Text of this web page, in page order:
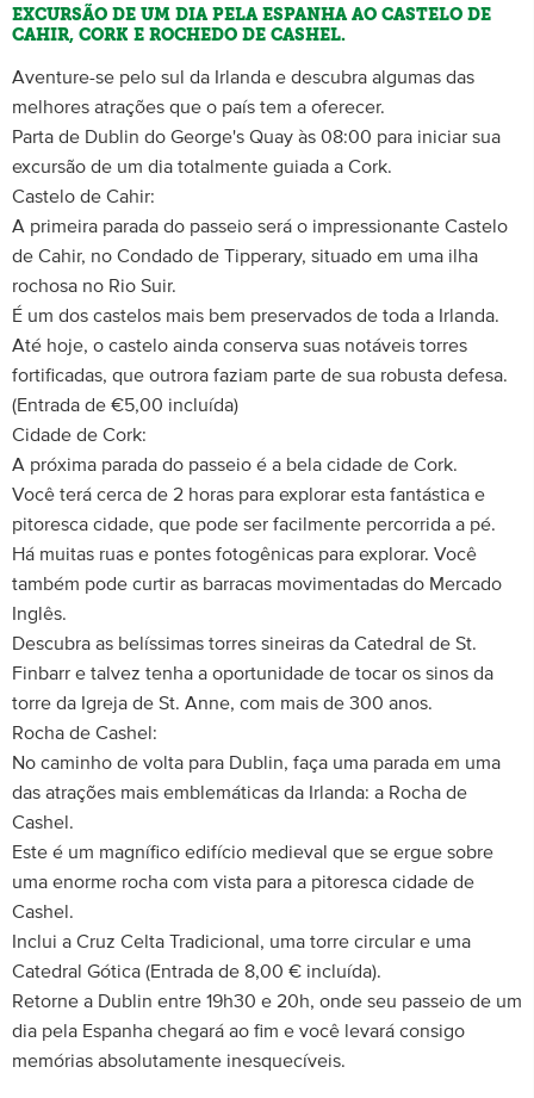
EXCURSÃO DE UM DIA PELA ESPANHA AO CASTELO DE
CAHIR, CORK E ROCHEDO DE CASHEL.
Aventure-se pelo sul da Irlanda e descubra algumas das
melhores atrações que o país tem a oferecer.
Parta de Dublin do George's Quay às 08:00 para iniciar sua
excursão de um dia totalmente guiada a Cork.
Castelo de Cahir:
A primeira parada do passeio será o impressionante Castelo
de Cahir, no Condado de Tipperary, situado em uma ilha
rochosa no Rio Suir.
É um dos castelos mais bem preservados de toda a Irlanda.
Até hoje, o castelo ainda conserva suas notáveis torres
fortificadas, que outrora faziam parte de sua robusta defesa.
(Entrada de €5,00 incluída)
Cidade de Cork:
A próxima parada do passeio é a bela cidade de Cork.
Você terá cerca de 2 horas para explorar esta fantástica e
pitoresca cidade, que pode ser facilmente percorrida a pé.
Há muitas ruas e pontes fotogênicas para explorar. Você
também pode curtir as barracas movimentadas do Mercado
Inglês.
Descubra as belíssimas torres sineiras da Catedral de St.
Finbarr e talvez tenha a oportunidade de tocar os sinos da
torre da Igreja de St. Anne, com mais de 300 anos.
Rocha de Cashel:
No caminho de volta para Dublin, faça uma parada em uma
das atrações mais emblemáticas da Irlanda: a Rocha de
Cashel.
Este é um magnífico edifício medieval que se ergue sobre
uma enorme rocha com vista para a pitoresca cidade de
Cashel.
Inclui a Cruz Celta Tradicional, uma torre circular e uma
Catedral Gótica (Entrada de 8,00 € incluída).
Retorne a Dublin entre 19h30 e 20h, onde seu passeio de um
dia pela Espanha chegará ao fim e você levará consigo
memórias absolutamente inesquecíveis.